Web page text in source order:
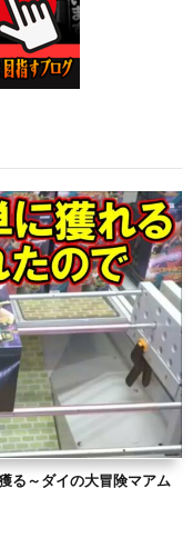
る～ダイの大冒険マアム